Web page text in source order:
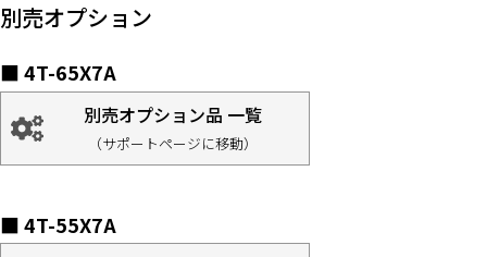
別売オプション
■ 4T-65X7A
別売オプション品 一覧
（サポートページに移動）
■ 4T-55X7A